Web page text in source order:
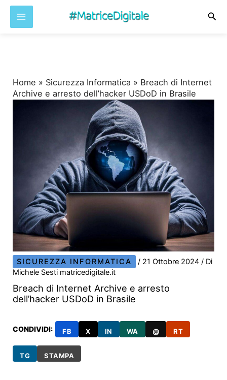
Home » Sicurezza Informatica » Breach di Internet
Archive e arresto dell’hacker USDoD in Brasile
SICUREZZA INFORMATICA / 21 Ottobre 2024/ Di
Michele Sesti matricedigitale.it
Breach di Internet Archive e arresto
dell’hacker USDoD in Brasile
CONDIVIDI: FB X IN WA @ RT
TG STAMPA